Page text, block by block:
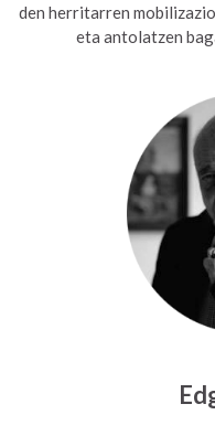
den herritarren
eta antolatzen